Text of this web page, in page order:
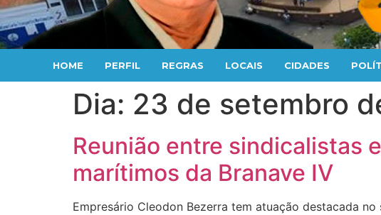
HOME PERFIL REGRAS LOCAIS CIDADES
Dia: 23 de setembro
Reunião entre sindicalistas
marítimos da Branave IV
Empresário Cleodon Bezerra tem atuação destacada